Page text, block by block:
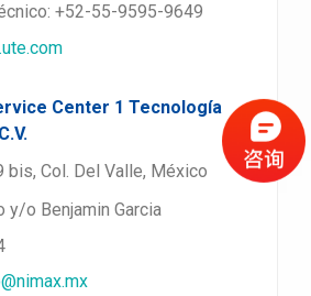
+52-55-9595-9649
Center 1 Tecnología
bis, Col. Del Valle, México
y/o Benjamin Garcia